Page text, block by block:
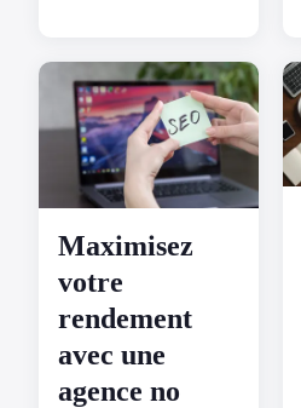
Maximisez
votre
rendement
avec une
agence no